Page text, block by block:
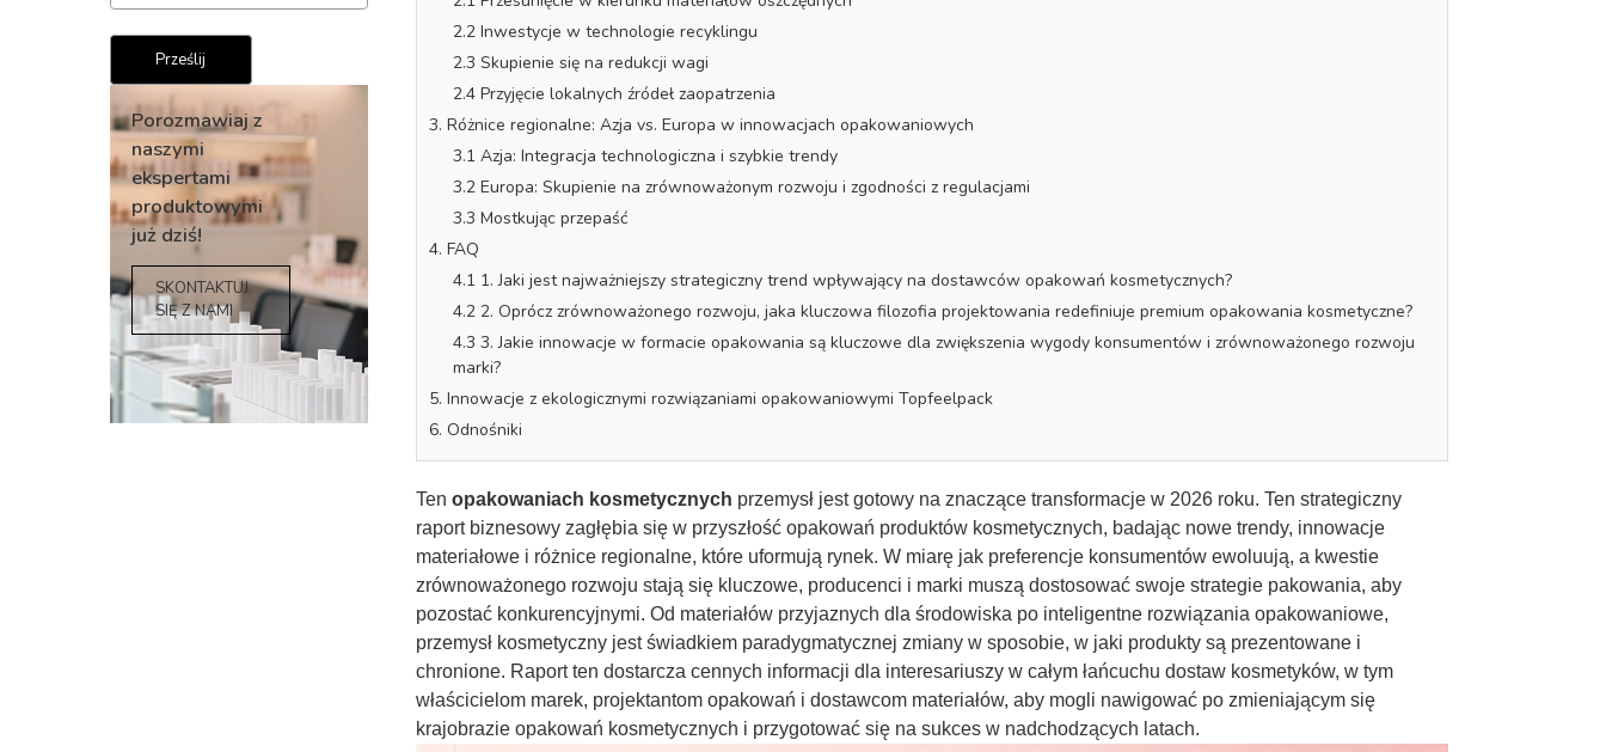
2.2 Inwestycje w technologie recyklingu
2.3 Skupienie się na redukcji wagi
2.4 Przyjęcie lokalnych źródeł zaopatrzenia
3. Różnice regionalne: Azja vs. Europa w innowacjach opakowaniowych
3.1 Azja: Integracja technologiczna i szybkie trendy
3.2 Europa: Skupienie na zrównoważonym rozwoju i zgodności z regulacjami
3.3 Mostkując przepaść
4. FAQ
4.1 1. Jaki jest najważniejszy strategiczny trend wpływający na dostawców opakowań kosmetycznych?
4.2 2. Oprócz zrównoważonego rozwoju, jaka kluczowa filozofia projektowania redefiniuje premium opakowania kosmetyczne?
4.3 3. Jakie innowacje w formacie opakowania są kluczowe dla zwiększenia wygody konsumentów i zrównoważonego rozwoju
marki?
5. Innowacje z ekologicznymi rozwiązaniami opakowaniowymi Topfeelpack
6. Odnośniki
Ten opakowaniach kosmetycznych przemysł jest gotowy na znaczące transformacje w 2026 roku. Ten strategiczny
raport biznesowy zagłębia się w przyszłość opakowań produktów kosmetycznych, badając nowe trendy, innowacje
materiałowe i różnice regionalne, które uformują rynek. W miarę jak preferencje konsumentów ewoluują, a kwestie
zrównoważonego rozwoju stają się kluczowe, producenci i marki muszą dostosować swoje strategie pakowania, aby
pozostać konkurencyjnymi. Od materiałów przyjaznych dla środowiska po inteligentne rozwiązania opakowaniowe,
przemysł kosmetyczny jest świadkiem paradygmatycznej zmiany w sposobie, w jaki produkty są prezentowane i
chronione. Raport ten dostarcza cennych informacji dla interesariuszy w całym łańcuchu dostaw kosmetyków, w tym
właścicielom marek, projektantom opakowań i dostawcom materiałów, aby mogli nawigować po zmieniającym się
krajobrazie opakowań kosmetycznych i przygotować się na sukces w nadchodzących latach.
Porozmawiaj z
naszymi
ekspertami
produktowymi
już dziś!
SKONTAKTUJ
SIĘ Z NAMI